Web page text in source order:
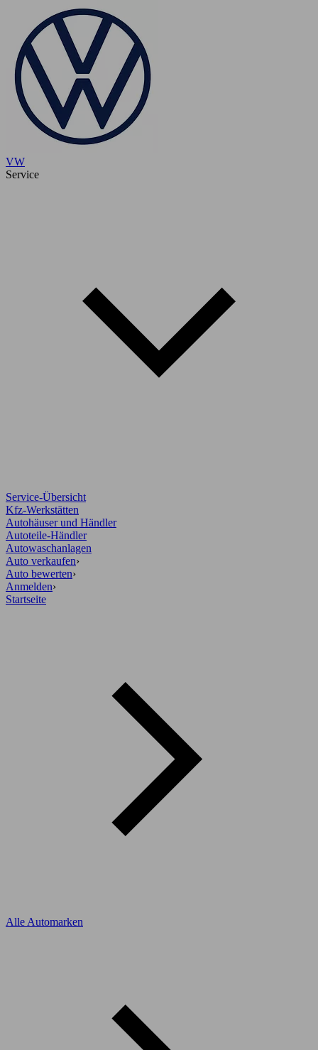
VW
Service
Service-Übersicht
Kfz-Werkstätten
Autohäuser und Händler
Autoteile-Händler
Autowaschanlagen
Auto verkaufen›
Auto bewerten›
Anmelden›
Startseite
Alle Automarken